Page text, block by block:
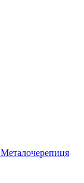
Металочерепиця